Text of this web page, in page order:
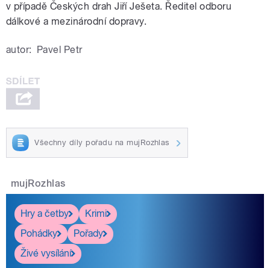
v případě Českých drah Jiří Ješeta. Ředitel odboru
dálkové a mezinárodní dopravy.
autor: Pavel Petr
Všechny díly pořadu na mujRozhlas
mujRozhlas
Hry a četby
Krimi
Pohádky
Pořady
Živé vysílání